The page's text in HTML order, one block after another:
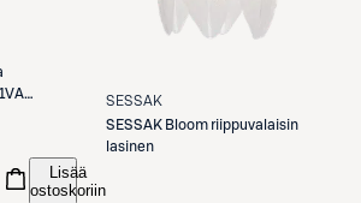
Lisää
ostoskoriin
SESSAK
SESSAK Bloom riippuvalaisin
lasinen